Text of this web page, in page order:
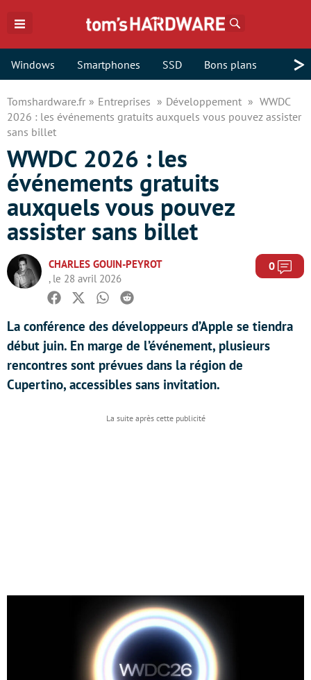
Windows Smartphones SSD Bons plans >
Tomshardware.fr Entreprises Développement
WWDC
2026 : les événements gratuits auxquels vous pouvez assister
sans billet
WWDC 2026 : les
événements gratuits
auxquels vous pouvez
assister sans billet
CHARLES GOUIN-PEYROT
, le 28 avril 2026
0
Facebook
TwitterWhatsapp
Reddit
La conférence des développeurs d’Apple se tiendra
début juin. En marge de l’événement, plusieurs
rencontres sont prévues dans la région de
Cupertino, accessibles sans invitation.